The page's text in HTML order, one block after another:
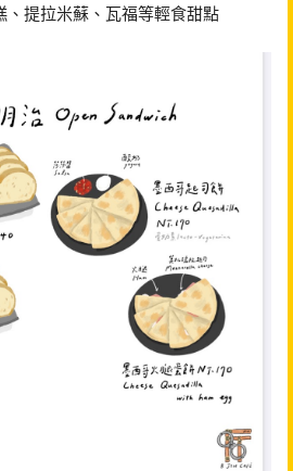
提拉米蘇、瓦福等輕食甜點